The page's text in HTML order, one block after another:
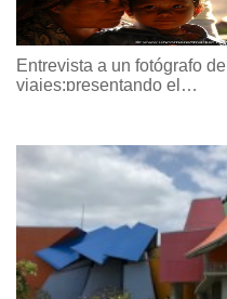
Entrevista a un fotógrafo de
viajes:presentando el